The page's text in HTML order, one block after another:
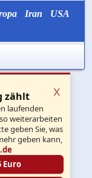
Iran
USA
zählt
laufenden
weiterarbeiten
geben Sie, was
geben kann,
Euro
x